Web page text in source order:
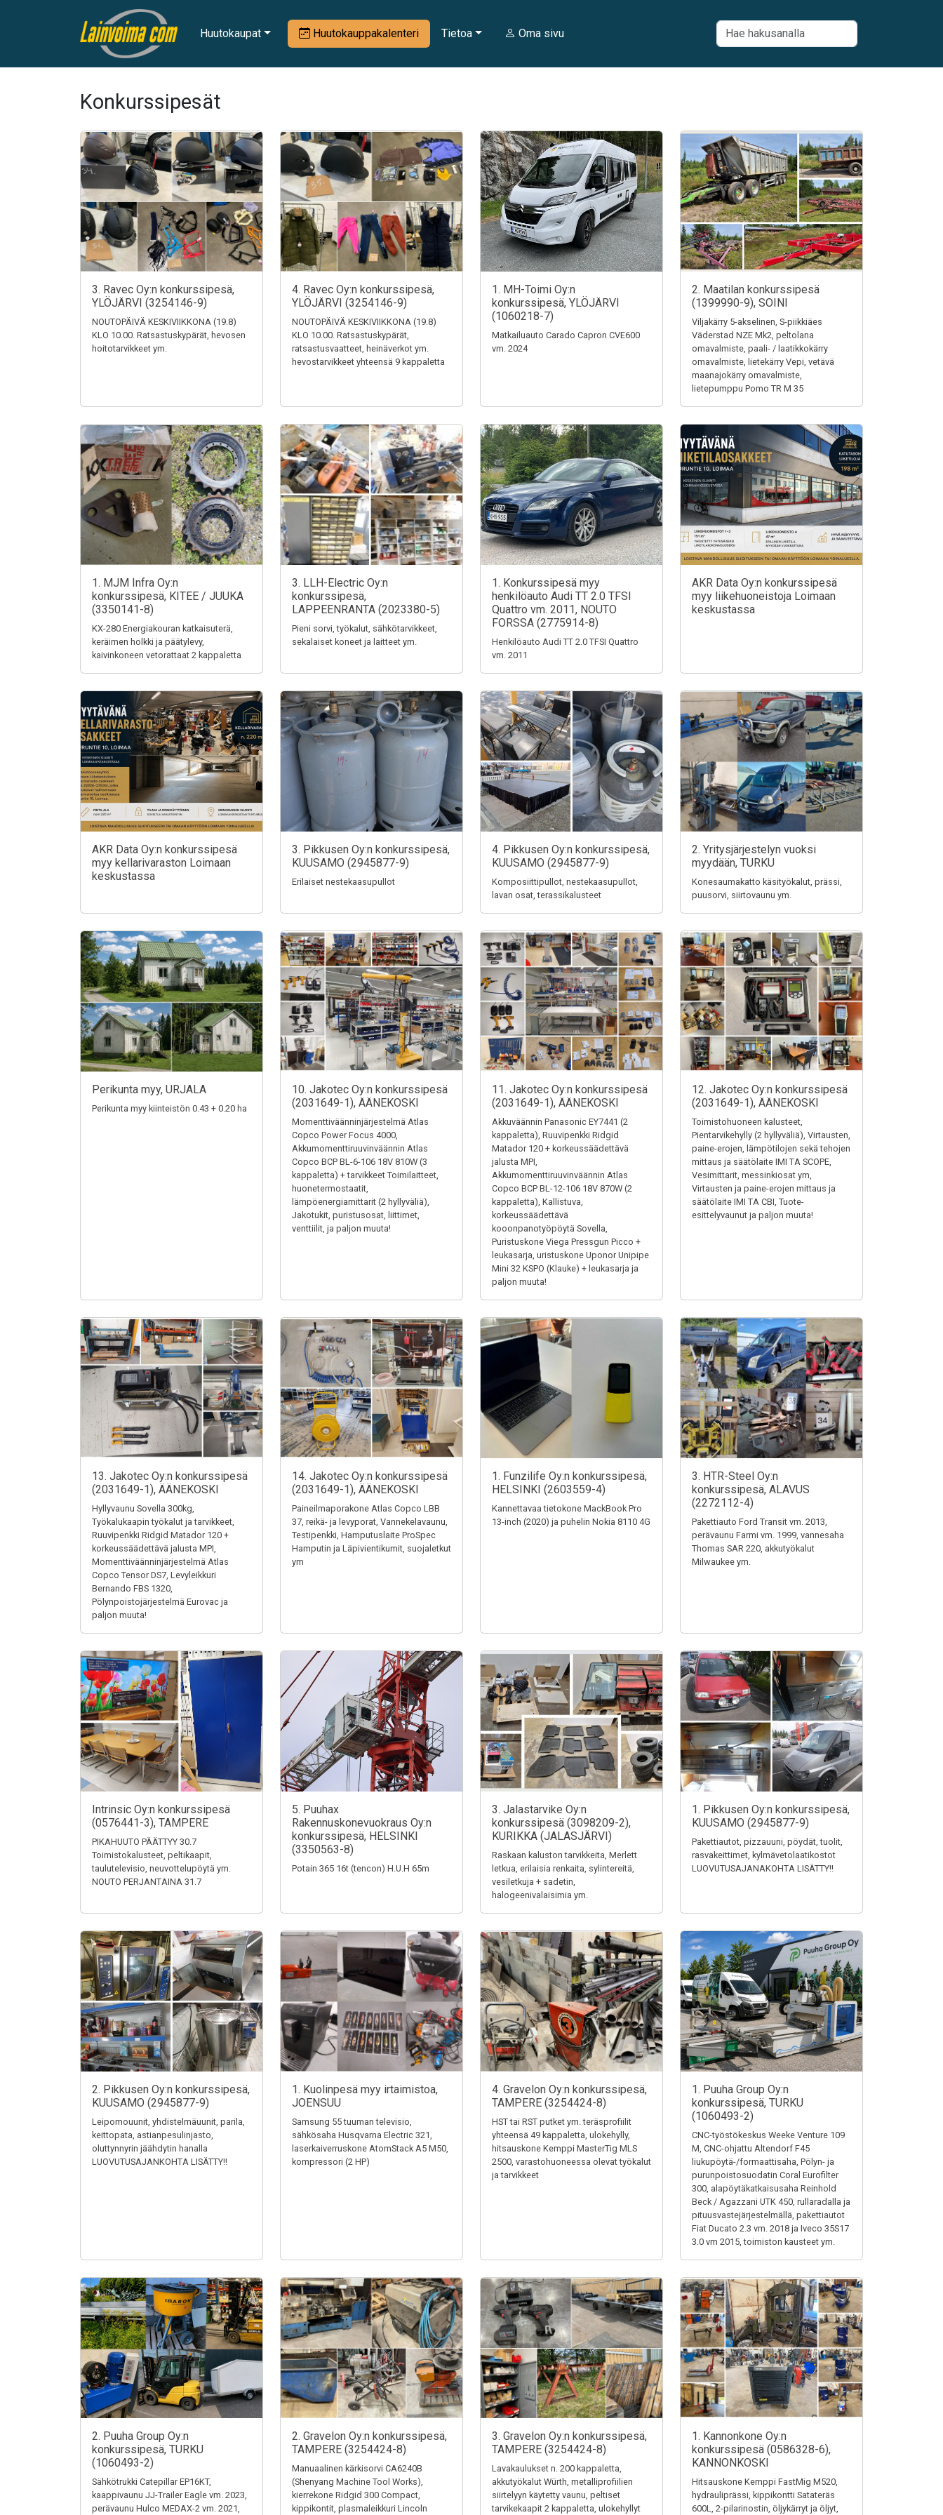
Huutokaupat Huutokauppakalenteri Tietoa Oma sivu
Konkurssipesät
3. Ravec Oy:n konkurssipesä,
YLÖJÄRVI (3254146-9)
NOUTOPÄIVÄ KESKIVIIKKONA (19.8)
KLO 10.00. Ratsastuskypärät, hevosen
hoitotarvikkeet ym.
4. Ravec Oy:n konkurssipesä,
YLÖJÄRVI (3254146-9)
NOUTOPÄIVÄ KESKIVIIKKONA (19.8)
KLO 10.00. Ratsastuskypärät,
ratsastusvaatteet, heinäverkot ym.
hevostarvikkeet yhteensä 9 kappaletta
1. MH-Toimi Oy:n
konkurssipesä, YLÖJÄRVI
(1060218-7)
Matkailuauto Carado Capron CVE600
vm. 2024
2. Maatilan konkurssipesä
(1399990-9), SOINI
Viljakärry 5-akselinen, S-piikkiäes
Väderstad NZE Mk2, peltolana
omavalmiste, paali- / laatikkokärry
omavalmiste, lietekärry Vepi, vetävä
maanajokärry omavalmiste,
lietepumppu Pomo TR M 35
1. MJM Infra Oy:n
konkurssipesä, KITEE / JUUKA
(3350141-8)
KX-280 Energiakouran katkaisuterä,
keräimen holkki ja päätylevy,
kaivinkoneen vetorattaat 2 kappaletta
3. LLH-Electric Oy:n
konkurssipesä,
LAPPEENRANTA (2023380-5)
Pieni sorvi, työkalut, sähkötarvikkeet,
sekalaiset koneet ja laitteet ym.
1. Konkurssipesä myy
henkilöauto Audi TT 2.0 TFSI
Quattro vm. 2011, NOUTO
FORSSA (2775914-8)
Henkilöauto Audi TT 2.0 TFSI Quattro
vm. 2011
AKR Data Oy:n konkurssipesä
myy liikehuoneistoja Loimaan
keskustassa
AKR Data Oy:n konkurssipesä
myy kellarivaraston Loimaan
keskustassa
3. Pikkusen Oy:n konkurssipesä,
KUUSAMO (2945877-9)
Erilaiset nestekaasupullot
4. Pikkusen Oy:n konkurssipesä,
KUUSAMO (2945877-9)
Komposiittipullot, nestekaasupullot,
lavan osat, terassikalusteet
2. Yritysjärjestelyn vuoksi
myydään, TURKU
Konesaumakatto käsityökalut, prässi,
puusorvi, siirtovaunu ym.
Perikunta myy, URJALA
Perikunta myy kiinteistön 0.43 + 0.20 ha
10. Jakotec Oy:n konkurssipesä
(2031649-1), ÄÄNEKOSKI
Momenttiväänninjärjestelmä Atlas
Copco Power Focus 4000,
Akkumomenttiruuvinväännin Atlas
Copco BCP BL-6-106 18V 810W (3
kappaletta) + tarvikkeet Toimilaitteet,
huonetermostaatit,
lämpöenergiamittarit (2 hyllyväliä),
Jakotukit, puristusosat, liittimet,
venttiilit, ja paljon muuta!
11. Jakotec Oy:n konkurssipesä
(2031649-1), ÄÄNEKOSKI
Akkuväännin Panasonic EY7441 (2
kappaletta), Ruuvipenkki Ridgid
Matador 120 + korkeussäädettävä
jalusta MPI,
Akkumomenttiruuvinväännin Atlas
Copco BCP BL-12-106 18V 870W (2
kappaletta), Kallistuva,
korkeussäädettävä
kooonpanotyöpöytä Sovella,
Puristuskone Viega Pressgun Picco +
leukasarja, uristuskone Uponor Unipipe
Mini 32 KSPO (Klauke) + leukasarja ja
paljon muuta!
12. Jakotec Oy:n konkurssipesä
(2031649-1), ÄÄNEKOSKI
Toimistohuoneen kalusteet,
Pientarvikehylly (2 hyllyväliä), Virtausten,
paine-erojen, lämpötilojen sekä tehojen
mittaus ja säätölaite IMI TA SCOPE,
Vesimittarit, messinkiosat ym,
Virtausten ja paine-erojen mittaus ja
säätölaite IMI TA CBI, Tuote-
esittelyvaunut ja paljon muuta!
13. Jakotec Oy:n konkurssipesä
(2031649-1), ÄÄNEKOSKI
Hyllyvaunu Sovella 300kg,
Työkalukaapin työkalut ja tarvikkeet,
Ruuvipenkki Ridgid Matador 120 +
korkeussäädettävä jalusta MPI,
Momenttiväänninjärjestelmä Atlas
Copco Tensor DS7, Levyleikkuri
Bernando FBS 1320,
Pölynpoistojärjestelmä Eurovac ja
paljon muuta!
14. Jakotec Oy:n konkurssipesä
(2031649-1), ÄÄNEKOSKI
Paineilmaporakone Atlas Copco LBB
37, reikä- ja levyporat, Vannekelavaunu,
Testipenkki, Hamputuslaite ProSpec
Hamputin ja Läpivientikumit, suojaletkut
ym
1. Funzilife Oy:n konkurssipesä,
HELSINKI (2603559-4)
Kannettavaa tietokone MackBook Pro
13-inch (2020) ja puhelin Nokia 8110 4G
3. HTR-Steel Oy:n
konkurssipesä, ALAVUS
(2272112-4)
Pakettiauto Ford Transit vm. 2013,
perävaunu Farmi vm. 1999, vannesaha
Thomas SAR 220, akkutyökalut
Milwaukee ym.
Intrinsic Oy:n konkurssipesä
(0576441-3), TAMPERE
PIKAHUUTO PÄÄTTYY 30.7
Toimistokalusteet, peltikaapit,
taulutelevisio, neuvottelupöytä ym.
NOUTO PERJANTAINA 31.7
5. Puuhax
Rakennuskonevuokraus Oy:n
konkurssipesä, HELSINKI
(3350563-8)
Potain 365 16t (tencon) H.U.H 65m
3. Jalastarvike Oy:n
konkurssipesä (3098209-2),
KURIKKA (JALASJÄRVI)
Raskaan kaluston tarvikkeita, Merlett
letkua, erilaisia renkaita, sylintereitä,
vesiletkuja + sadetin,
halogeenivalaisimia ym.
1. Pikkusen Oy:n konkurssipesä,
KUUSAMO (2945877-9)
Pakettiautot, pizzauuni, pöydät, tuolit,
rasvakeittimet, kylmävetolaatikostot
LUOVUTUSAJANAKOHTA LISÄTTY!!
2. Pikkusen Oy:n konkurssipesä,
KUUSAMO (2945877-9)
Leipomouunit, yhdistelmäuunit, parila,
keittopata, astianpesulinjasto,
oluttynnyrin jäähdytin hanalla
LUOVUTUSAJANKOHTA LISÄTTY!!
1. Kuolinpesä myy irtaimistoa,
JOENSUU
Samsung 55 tuuman televisio,
sähkösaha Husqvarna Electric 321,
laserkaiverruskone AtomStack A5 M50,
kompressori (2 HP)
4. Gravelon Oy:n konkurssipesä,
TAMPERE (3254424-8)
HST tai RST putket ym. teräsprofiilit
yhteensä 49 kappaletta, ulokehylly,
hitsauskone Kemppi MasterTig MLS
2500, varastohuoneessa olevat työkalut
ja tarvikkeet
1. Puuha Group Oy:n
konkurssipesä, TURKU
(1060493-2)
CNC-työstökeskus Weeke Venture 109
M, CNC-ohjattu Altendorf F45
liukupöytä-/formaattisaha, Pölyn- ja
purunpoistosuodatin Coral Eurofilter
300, alapöytäkatkaisusaha Reinhold
Beck / Agazzani UTK 450, rullaradalla ja
pituusvastejärjestelmällä, pakettiautot
Fiat Ducato 2.3 vm. 2018 ja Iveco 35S17
3.0 vm 2015, toimiston kausteet ym.
2. Puuha Group Oy:n
konkurssipesä, TURKU
(1060493-2)
Sähkötrukki Catepillar EP16KT,
kaappivaunu JJ-Trailer Eagle vm. 2023,
perävaunu Hulco MEDAX-2 vm. 2021,
2. Gravelon Oy:n konkurssipesä,
TAMPERE (3254424-8)
Manuaalinen kärkisorvi CA6240B
(Shenyang Machine Tool Works),
kierrekone Ridgid 300 Compact,
kippikontit, plasmaleikkuri Lincoln
3. Gravelon Oy:n konkurssipesä,
TAMPERE (3254424-8)
Lavakaulukset n. 200 kappaletta,
akkutyökalut Würth, metalliprofiilien
siirtelyyn käytetty vaunu, peltiset
tarvikekaapit 2 kappaletta, ulokehyllyt
1. Kannonkone Oy:n
konkurssipesä (0586328-6),
KANNONKOSKI
Hitsauskone Kemppi FastMig M520,
hydrauliprässi, kippikontti Satateräs
600L, 2-pilarinostin, öljykärryt ja öljyt,